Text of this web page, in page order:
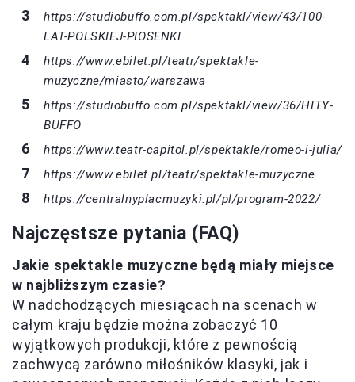
https://studiobuffo.com.pl/spektakl/view/43/100-
LAT-POLSKIEJ-PIOSENKI
https://www.ebilet.pl/teatr/spektakle-
muzyczne/miasto/warszawa
https://studiobuffo.com.pl/spektakl/view/36/HITY-
BUFFO
https://www.teatr-capitol.pl/spektakle/romeo-i-julia/
https://www.ebilet.pl/teatr/spektakle-muzyczne
https://centralnyplacmuzyki.pl/pl/program-2022/
Najczęstsze pytania (FAQ)
Jakie spektakle muzyczne będą miały miejsce
w najbliższym czasie?
W nadchodzących miesiącach na scenach w
całym kraju będzie można zobaczyć 10
wyjątkowych produkcji, które z pewnością
zachwycą zarówno miłośników klasyki, jak i